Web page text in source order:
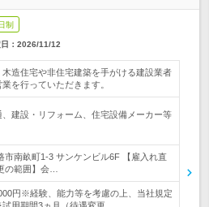
制
： 2026/11/12
造住宅や非住宅建築を手がける建設業者
を行っていただきます。
、建設・リフォーム、住宅設備メーカー等
市南畝町1‐3 サンケンビル6F 【雇入れ直
の範囲】会…
円※経験、能力等を考慮の上、当社規定